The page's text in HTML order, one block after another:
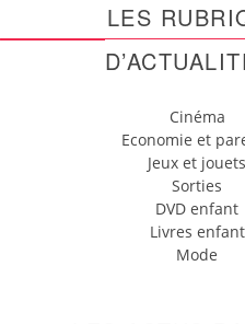
LES
Cinéma
Economie et
Jeux et jouets
Sorties
DVD enfant
Livres enfant
Mode